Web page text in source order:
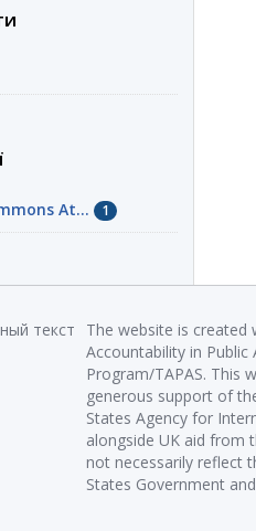
At... 1
The website is created
Accountability in Public
Program/TAPAS. This
generous support of
States Agency for
alongside UK aid from
not necessarily reflect
States Government